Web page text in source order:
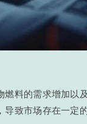
料的需求增加以
致市场存在一定的